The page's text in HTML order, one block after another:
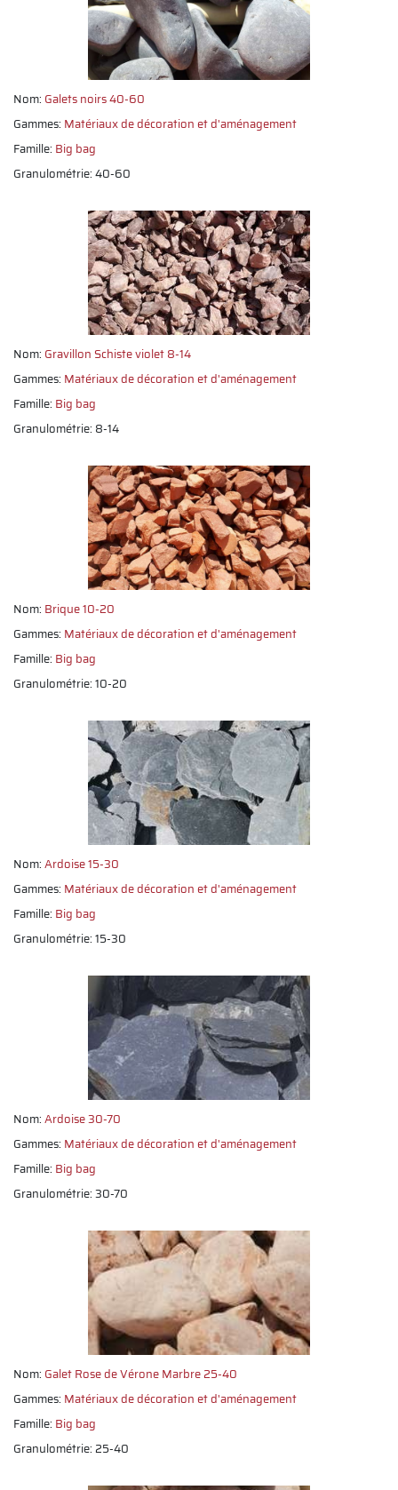
Nom: Galets noirs 40-60
Gammes: Matériaux de décoration et d'aménagement
Famille: Big bag
Granulométrie: 40-60
Nom: Gravillon Schiste violet 8-14
Gammes: Matériaux de décoration et d'aménagement
Famille: Big bag
Granulométrie: 8-14
Nom: Brique 10-20
Gammes: Matériaux de décoration et d'aménagement
Famille: Big bag
Granulométrie: 10-20
Nom: Ardoise 15-30
Gammes: Matériaux de décoration et d'aménagement
Famille: Big bag
Granulométrie: 15-30
Nom: Ardoise 30-70
Gammes: Matériaux de décoration et d'aménagement
Famille: Big bag
Granulométrie: 30-70
Nom: Galet Rose de Vérone Marbre 25-40
Gammes: Matériaux de décoration et d'aménagement
Famille: Big bag
Granulométrie: 25-40